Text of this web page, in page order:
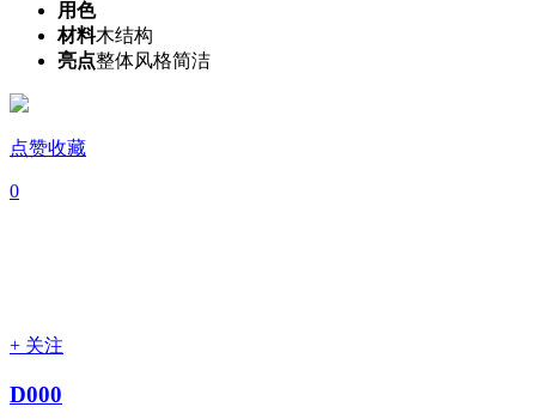
用色
材料木结构
亮点整体风格简洁
点赞收藏
0
+ 关注
D000